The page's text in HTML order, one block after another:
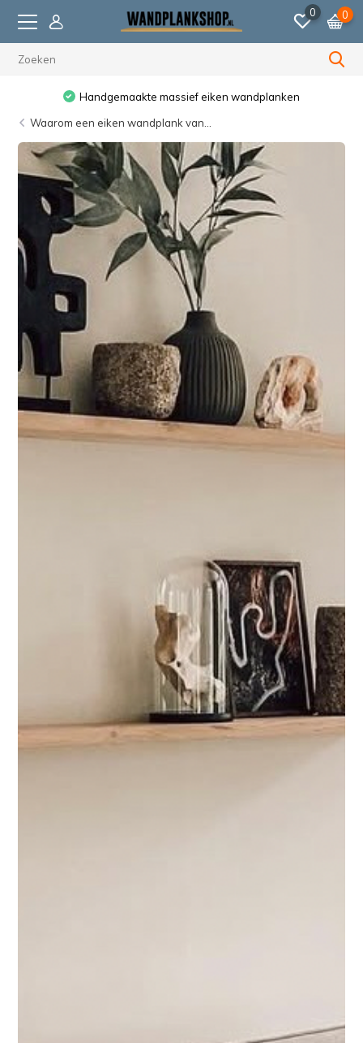
0 0
Voor 23:59 besteld, volgende werkdag verzonden.
Waarom een eiken wandplank van...